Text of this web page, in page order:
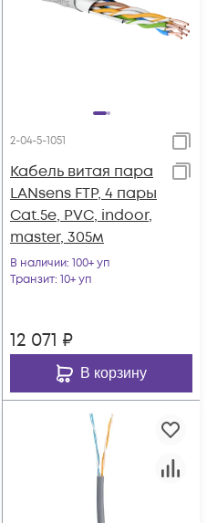
2-04-5-1051
Кабель витая пара
LANsens FTP, 4 пары
Cat.5e, PVC, indoor,
master, 305м
В наличии: 100+ уп
Транзит: 10+ уп
12 071 ₽
В корзину